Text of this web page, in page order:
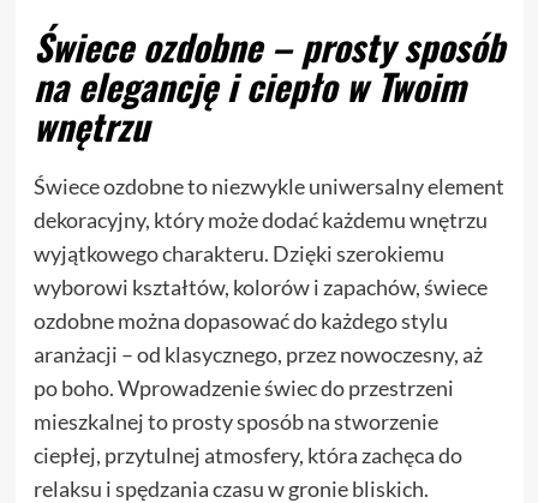
Świece ozdobne – prosty sposób
na elegancję i ciepło w Twoim
wnętrzu
Świece ozdobne to niezwykle uniwersalny element
dekoracyjny, który może dodać każdemu wnętrzu
wyjątkowego charakteru. Dzięki szerokiemu
wyborowi kształtów, kolorów i zapachów, świece
ozdobne można dopasować do każdego stylu
aranżacji – od klasycznego, przez nowoczesny, aż
po boho. Wprowadzenie świec do przestrzeni
mieszkalnej to prosty sposób na stworzenie
ciepłej, przytulnej atmosfery, która zachęca do
relaksu i spędzania czasu w gronie bliskich.